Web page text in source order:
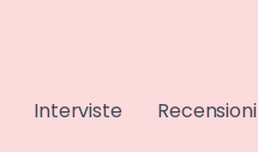
Interviste Recensioni